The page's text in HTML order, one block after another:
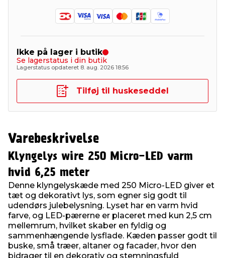
Ikke på lager i butik
Se lagerstatus i din butik
Lagerstatus opdateret 8. aug. 2026 18:56
Tilføj til huskeseddel
Varebeskrivelse
Klyngelys wire 250 Micro-LED varm
hvid 6,25 meter
Denne klyngelyskæde med 250 Micro-LED giver et
tæt og dekorativt lys, som egner sig godt til
udendørs julebelysning. Lyset har en varm hvid
farve, og LED-pærerne er placeret med kun 2,5 cm
mellemrum, hvilket skaber en fyldig og
sammenhængende lysflade. Kæden passer godt til
buske, små træer, altaner og facader, hvor den
bidrager til en dekorativ og stemningsfuld